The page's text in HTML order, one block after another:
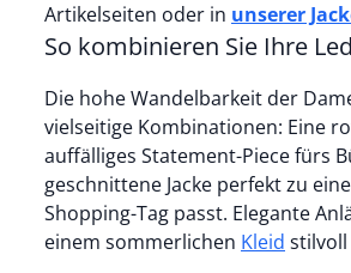
Artikelseiten oder in unserer
So kombinieren Sie Ihre
Die hohe Wandelbarkeit der
vielseitige Kombinationen: Eine
auffälliges Statement-Piece fürs
geschnittene Jacke perfekt zu
Shopping-Tag passt. Elegante
einem sommerlichen Kleid